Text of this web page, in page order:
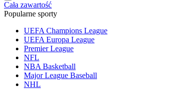
Cała zawartość
Popularne sporty
UEFA Champions League
UEFA Europa League
Premier League
NFL
NBA Basketball
Major League Baseball
NHL